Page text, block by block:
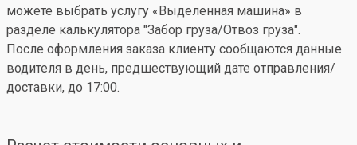
можете выбрать услугу «Выделенная машина» в
разделе калькулятора "Забор груза/Отвоз груза".
После оформления заказа клиенту сообщаются данные
водителя в день, предшествующий дате отправления/
доставки, до 17:00.